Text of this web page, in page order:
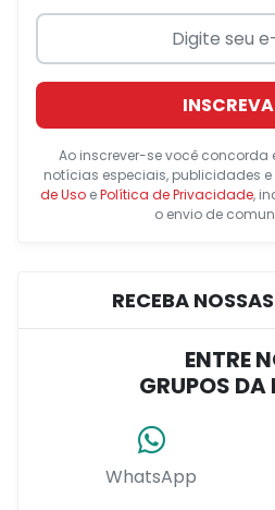
Ao inscrever-se você concorda
notícias especiais, publicidades e
de UsoePolítica de Privacidade,
o envio de
RECEBA
ENTRE
GRUPOS DA
WhatsApp